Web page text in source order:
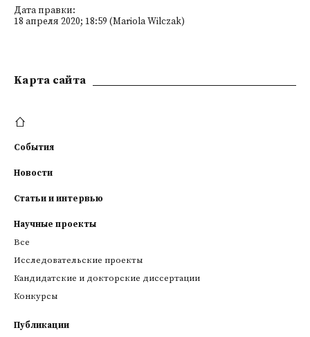
Дата правки:
18 апреля 2020; 18:59 (Mariola Wilczak)
Kарта сайта
События
Новости
Статьи и интервью
Научные проекты
Все
Исследовательские проекты
Кандидатские и докторские диссертации
Конкурсы
Публикации